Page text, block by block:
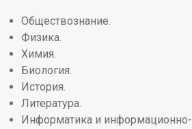
Обществознание.
Физика.
Химия.
Биология.
История.
Литература.
Информатика и информационно-